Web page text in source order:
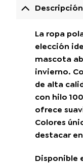
Descripción
La ropa
elección
mascota
invierno.
de alta
con hilo
ofrece
Colores
destacar
Disponible